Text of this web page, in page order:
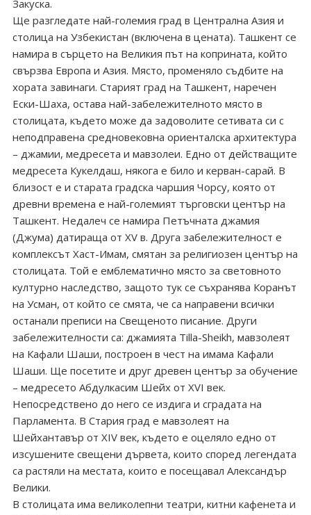
Закуска.
Ще разгледате най-големия град в Централна Азия и
столица на Узбекистан (включена в цената). Ташкент се
намира в сърцето на Великия път на коприната, който
свързва Европа и Азия. Място, променяло съдбите на
хората завинаги. Старият град на Ташкент, наречен
Ески-Шаха, остава най-забележителното място в
столицата, където може да задоволите сетивата си с
неподправена средновековна ориенталска архитектура
– джамии, медресета и мавзолеи. Едно от действащите
медресета Кукелдаш, някога е било и керван-сарай. В
близост е и старата градска чаршия Чорсу, която от
древни времена е най-големият търговски център на
Ташкент. Недалеч се намира Петъчната джамия
(Джума) датираща от XV в. Друга забележителност е
комплексът Хаст-Имaм, смятан за религиозен център на
столицата. Tой е емблематично място за световното
културно наследство, защото тук се съхранява Коранът
на Усман, от който се смята, че са направени всички
останали преписи на Свещеното писание. Други
забележителности са: джамията Tilla-Sheikh, мавзолеят
на Кафали Шаши, построен в чест на имама Кафали
Шаши. Ще посетите и друг древен център за обучение
– медресето Абдулкасим Шейх от XVI век.
Непосредствено до него се издига и сградата на
Парламента. В Стария град е мавзолеят на
Шейхантавър от XIV век, където е оцеляло едно от
изсушените свещени дървета, които според легендата
са растяли на местата, които е посещавал Александър
Велики.
В столицата има великолепни театри, китни кафенета и